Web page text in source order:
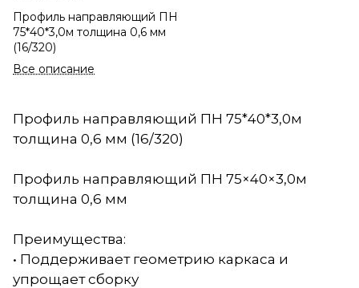
Профиль направляющий ПН
75*40*3,0м толщина 0,6 мм
(16/320)
Все описание
Профиль направляющий ПН 75*40*3,0м
толщина 0,6 мм (16/320)
Профиль направляющий ПН 75×40×3,0м
толщина 0,6 мм
Преимущества:
• Поддерживает геометрию каркаса и
упрощает сборку